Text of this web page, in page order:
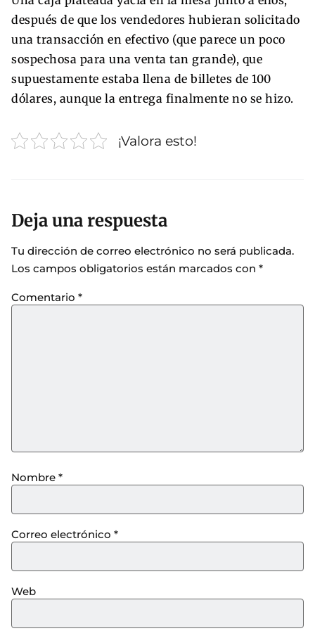
después de que los vendedores hubieran solicitado
una transacción en efectivo (que parece un poco
sospechosa para una venta tan grande), que
supuestamente estaba llena de billetes de 100
dólares, aunque la entrega finalmente no se hizo.
¡Valora esto!
Deja una respuesta
Tu dirección de correo electrónico no será publicada.
Los campos obligatorios están marcados con *
Comentario *
Nombre *
Correo electrónico *
Web